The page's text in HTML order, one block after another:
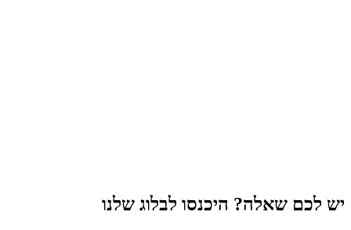
יש לכם שאלה? היכנסו לבלוג שלנו